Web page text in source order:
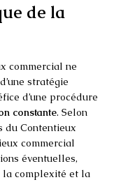
de la
commercial ne
stratégie
d’une procédure
constante. Selon
du Contentieux
commercial
éventuelles,
la complexité et la